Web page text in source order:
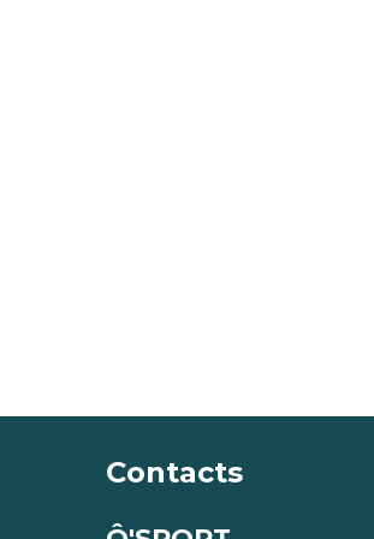
Contacts